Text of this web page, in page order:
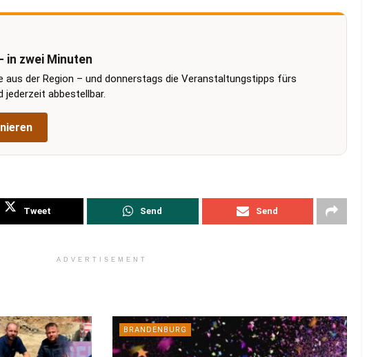
in zwei Minuten
aus der Region – und donnerstags die Veranstaltungstipps fürs
jederzeit abbestellbar.
Tweet Send Send
ADVERTISEMENT
BRANDENBURG